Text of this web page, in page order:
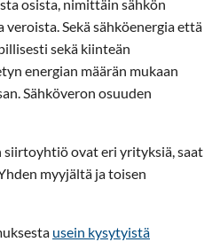
osista, nimittäin sähkön
Sekä sähköenergia että
sekä kiinteän
energian määrän mukaan
Sähköveron osuuden
siirtoyhtiö ovat eri yrityksiä, saat
myyjältä ja toisen
usein kysytyistä